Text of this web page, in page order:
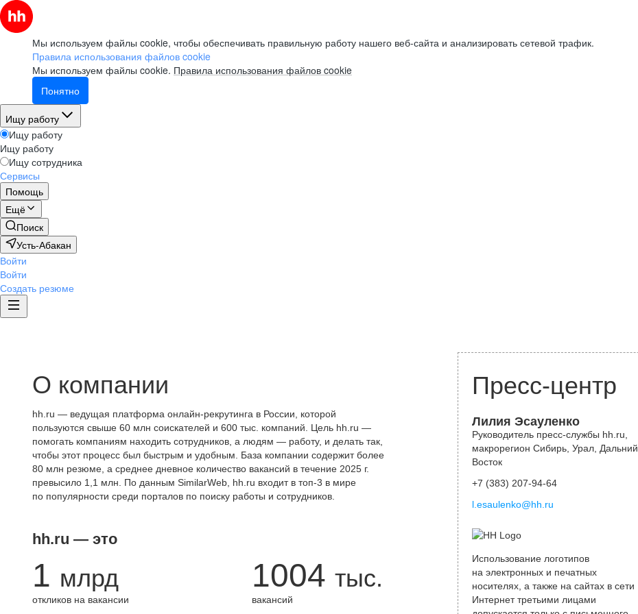
Мы используем файлы cookie, чтобы обеспечивать правильную работу нашего веб-сайта и анализировать сетевой трафик.
Правила использования файлов cookie
Мы используем файлы cookie. Правила использования файлов cookie
Понятно
Ищу работу
Ищу работу
Ищу работу
Ищу сотрудника
Сервисы
Помощь
Ещё
Поиск
Усть-Абакан
Войти
Войти
Создать резюме
О компании
hh.ru — ведущая платформа онлайн-рекрутинга в России, которой
пользуются свыше 60 млн соискателей и 600 тыс. компаний. Цель hh.ru —
помогать компаниям находить сотрудников, а людям — работу, и делать так,
чтобы этот процесс был быстрым и удобным. База компании содержит более
80 млн резюме, а среднее дневное количество вакансий в течение 2025 г.
превысило 1,1 млн. По данным SimilarWeb, hh.ru входит в топ-3 в мире
по популярности среди порталов по поиску работы и сотрудников.
hh.ru — это
1 млрд
откликов на вакансии
1004 тыс.
вакансий
Пресс-центр
Лилия Эсауленко
Руководитель пресс-службы hh.ru,
макрорегион Сибирь, Урал, Дальний
Восток
+7 (383) 207-94-64
l.esaulenko@hh.ru
Использование логотипов
на электронных и печатных
носителях, а также на сайтах в сети
Интернет третьими лицами